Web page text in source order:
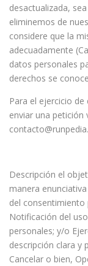
desactualizada,
eliminemos de
considere que la
adecuadamente
datos personales
derechos se
Para el ejercicio de
enviar una
Descripción el
manera
del
Notificación del
personales; y/o
descripción clara y
Cancelar o bien,